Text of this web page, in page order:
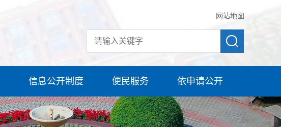
网站地图
信息公开制度 便民服务 依申请公开